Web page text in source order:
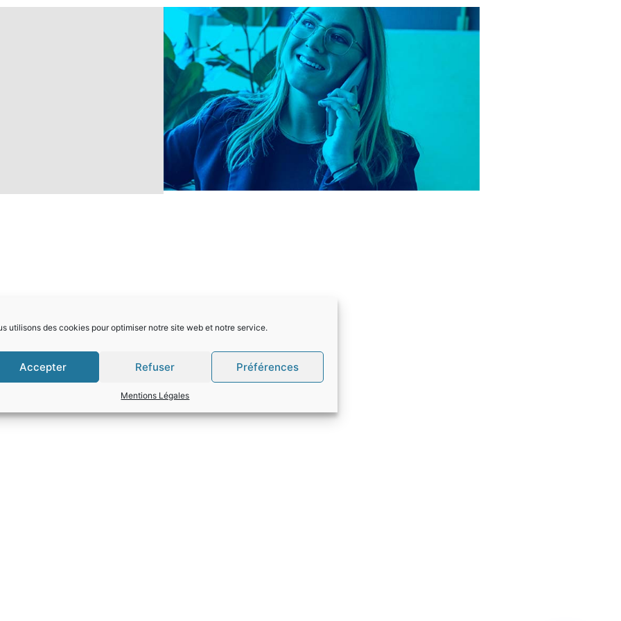
utilisons des cookies pour optimiser notre site web et notre service.
Accepter Refuser Préférences
Mentions Légales